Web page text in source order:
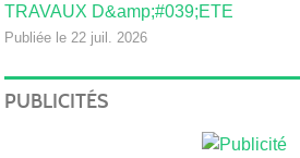
TRAVAUX D&amp;#039;ETE
Publiée le 22 juil. 2026
PUBLICITÉS